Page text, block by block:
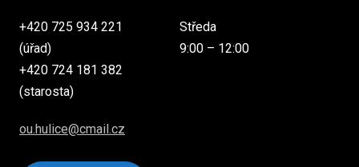
+420 725 934 221
(úřad)
+420 724 181 382
(starosta)
ou.hulice@cmail.cz
Středa
9:00 – 12:00